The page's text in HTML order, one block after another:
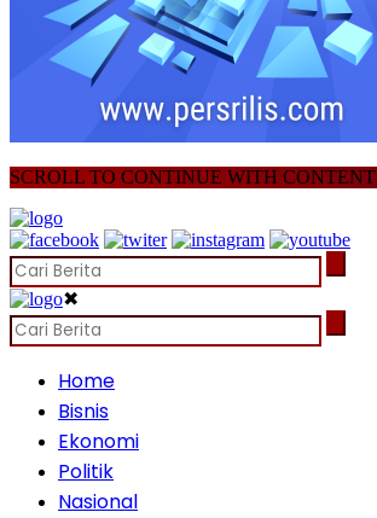
SCROLL TO CONTINUE WITH CONTENT
✖
Home
Bisnis
Ekonomi
Politik
Nasional